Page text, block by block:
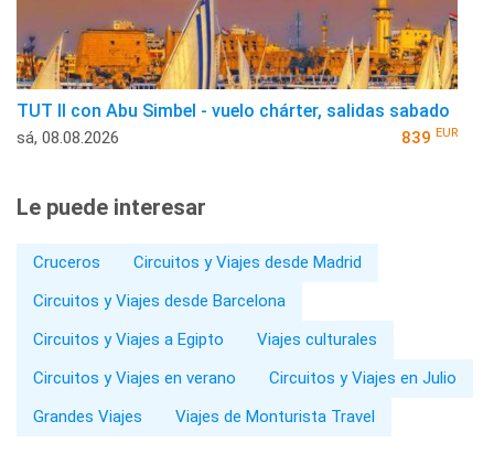
TUT II con Abu Simbel - vuelo chárter, salidas sabado
sá, 08.08.2026 839 EUR
Le puede interesar
Cruceros
Circuitos y Viajes desde Madrid
Circuitos y Viajes desde Barcelona
Circuitos y Viajes a Egipto
Viajes culturales
Circuitos y Viajes en verano
Circuitos y Viajes en Julio
Grandes Viajes
Viajes de Monturista Travel